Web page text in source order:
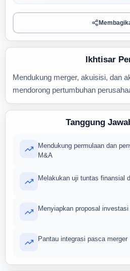
Ikhtisar
Mendukung merger, akuisisi, dan
mendorong pertumbuhan
Tanggung
Mendukung permulaan dan
M&A
Melakukan uji tuntas finansial
Menyiapkan proposal investasi
Pantau integrasi pasca merger